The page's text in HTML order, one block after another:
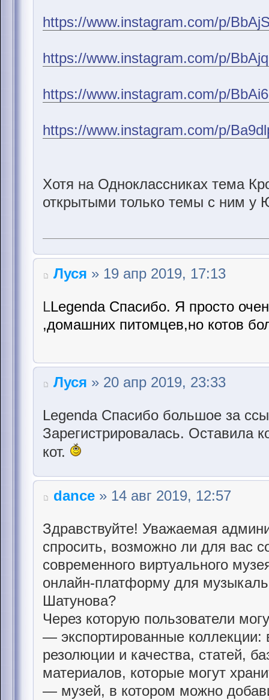
https://www.instagram.com/p/
https://www.instagram.com/p/
https://www.instagram.com/p/
https://www.instagram.com/p/
Хотя на Одноклассниках тема
открытыми только темы с ним у
Луся » 19 апр 2019, 17:13
LLegenda Спасибо. Я просто
,домашних питомцев,но котов
Луся » 20 апр 2019, 23:33
Legenda Спасибо большое за
Зарегистрировалась. Оставила
кот.
dance » 14 авг 2019, 12:57
Здравствуйте! Уважаемая
спросить, возможно ли для вас
современного виртуального
онлайн-платформу для
Шатунова?
Через которую пользователи
— экспортированные
резолюции и качества, статей,
материалов, которые могут
— музей, в котором можно